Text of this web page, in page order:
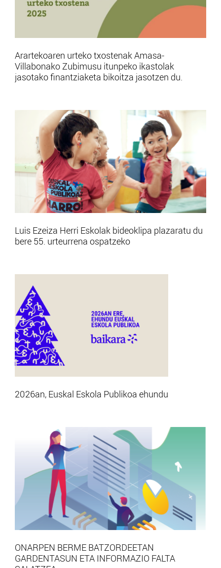
Arartekoaren urteko txostenak Amasa-
Villabonako Zubimusu itunpeko ikastolak
jasotako finantziaketa bikoitza jasotzen du.
Luis Ezeiza Herri Eskolak bideoklipa plazaratu du
bere 55. urteurrena ospatzeko
2026an, Euskal Eskola Publikoa ehundu
ONARPEN BERME BATZORDEETAN
GARDENTASUN ETA INFORMAZIO FALTA